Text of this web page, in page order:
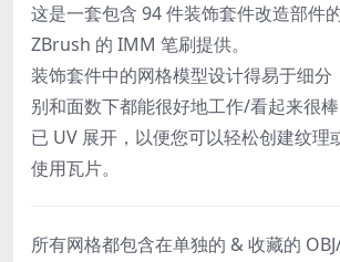
这是一套包含 94 件装饰套件改造部件
ZBrush 的 IMM 笔刷提供。
装饰套件中的网格模型设计得易于细分
别和面数下都能很好地工作/看起来很
已 UV 展开，以便您可以轻松创建纹理
使用瓦片。
所有网格都包含在单独的 & 收藏的